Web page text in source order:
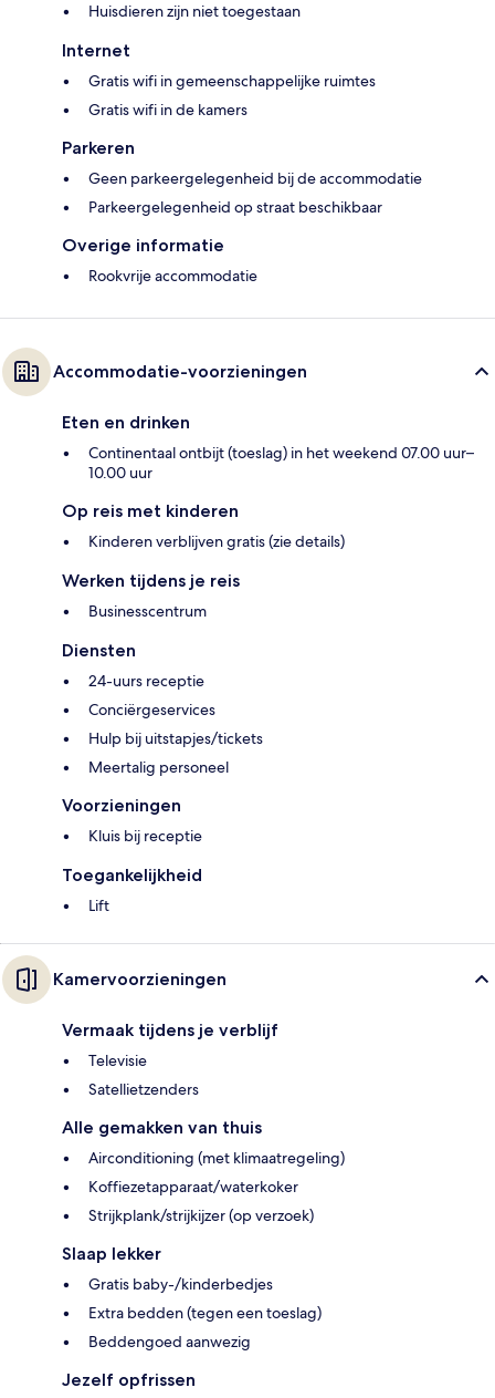
Huisdieren zijn niet toegestaan
Internet
Gratis wifi in gemeenschappelijke ruimtes
Gratis wifi in de kamers
Parkeren
Geen parkeergelegenheid bij de accommodatie
Parkeergelegenheid op straat beschikbaar
Overige informatie
Rookvrije accommodatie
Accommodatie-voorzieningen
Eten en drinken
Continentaal ontbijt (toeslag) in het weekend 07.00 uur–
10.00 uur
Op reis met kinderen
Kinderen verblijven gratis (zie details)
Werken tijdens je reis
Businesscentrum
Diensten
24-uurs receptie
Conciërgeservices
Hulp bij uitstapjes/tickets
Meertalig personeel
Voorzieningen
Kluis bij receptie
Toegankelijkheid
Lift
Kamervoorzieningen
Vermaak tijdens je verblijf
Televisie
Satellietzenders
Alle gemakken van thuis
Airconditioning (met klimaatregeling)
Koffiezetapparaat/waterkoker
Strijkplank/strijkijzer (op verzoek)
Slaap lekker
Gratis baby-/kinderbedjes
Extra bedden (tegen een toeslag)
Beddengoed aanwezig
Jezelf opfrissen